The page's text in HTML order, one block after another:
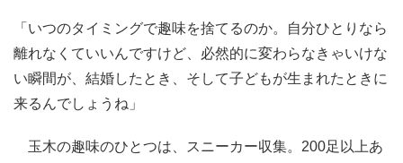
「いつのタイミングで趣味を捨てるのか。自分ひとりなら
離れなくていいんですけど、必然的に変わらなきゃいけな
い瞬間が、結婚したとき、そして子どもが生まれたときに
来るんでしょうね」
玉木の趣味のひとつは、スニーカー収集。200足以上あ